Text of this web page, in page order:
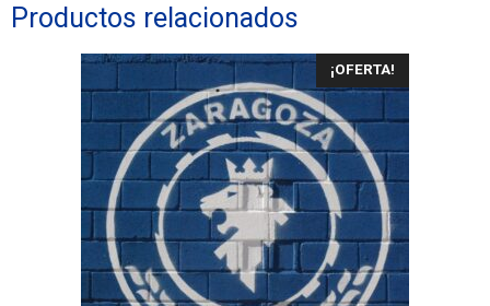
Productos relacionados
¡OFERTA!